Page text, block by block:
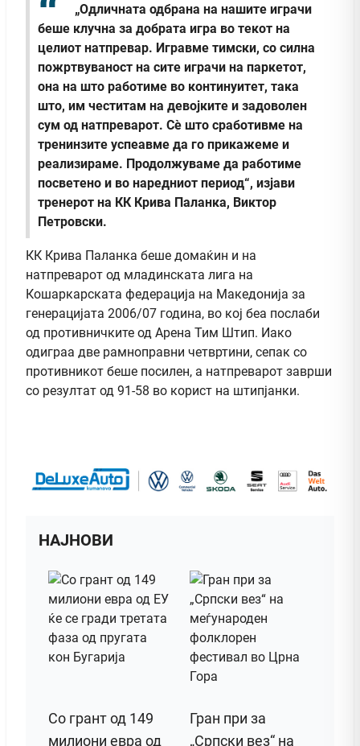
„Одличната одбрана на нашите играчи
беше клучна за добрата игра во текот на
целиот натпревар. Игравме тимски, со силна
пожртвуваност на сите играчи на паркетот,
она на што работиме во континуитет, така
што, им честитам на девојките и задоволен
сум од натпреварот. Сѐ што сработивме на
тренинзите успеавме да го прикажеме и
реализираме. Продолжуваме да работиме
посветено и во наредниот период“, изјави
тренерот на КК Крива Паланка, Виктор
Петровски.
КК Крива Паланка беше домаќин и на
натпреварот од младинската лига на
Кошаркарската федерација на Македонија за
генерацијата 2006/07 година, во кој беа послаби
од противничките од Арена Тим Штип. Иако
одиграа две рамноправни четвртини, сепак со
противникот беше посилен, а натпреварот заврши
со резултат од 91-58 во корист на штипјанки.
НАЈНОВИ
Со грант од 149
милиони евра од
Гран при за
„Српски вез“ на